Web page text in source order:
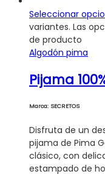
Seleccionar
variantes. Las
de producto
Algodón pima
Pijama
Marca: SECRETOS
Disfruta de un
pijama de Pima
clásico, con
estampado de